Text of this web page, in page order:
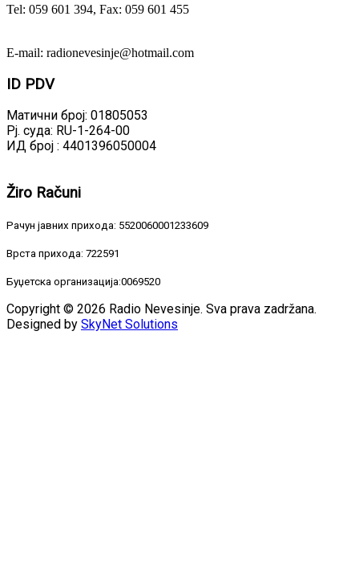
Tel: 059 601 394, Fax: 059 601 455
E-mail: radionevesinje@hotmail.com
ID PDV
Матични број: 01805053
Рј. суда: RU-1-264-00
ИД број : 4401396050004
Žiro Računi
Рачун јавних прихода: 5520060001233609
Врста прихода: 722591
Буџетска организација:0069520
Copyright © 2026 Radio Nevesinje. Sva prava zadržana.
Designed by SkyNet Solutions